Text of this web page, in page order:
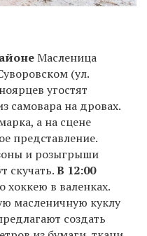
Масленица
(ул.
угостят
самовара на дровах.
а на сцене
представление.
и розыгрыши
скучать.В 12:00
хоккею в валенках.
масленичную куклу
создать